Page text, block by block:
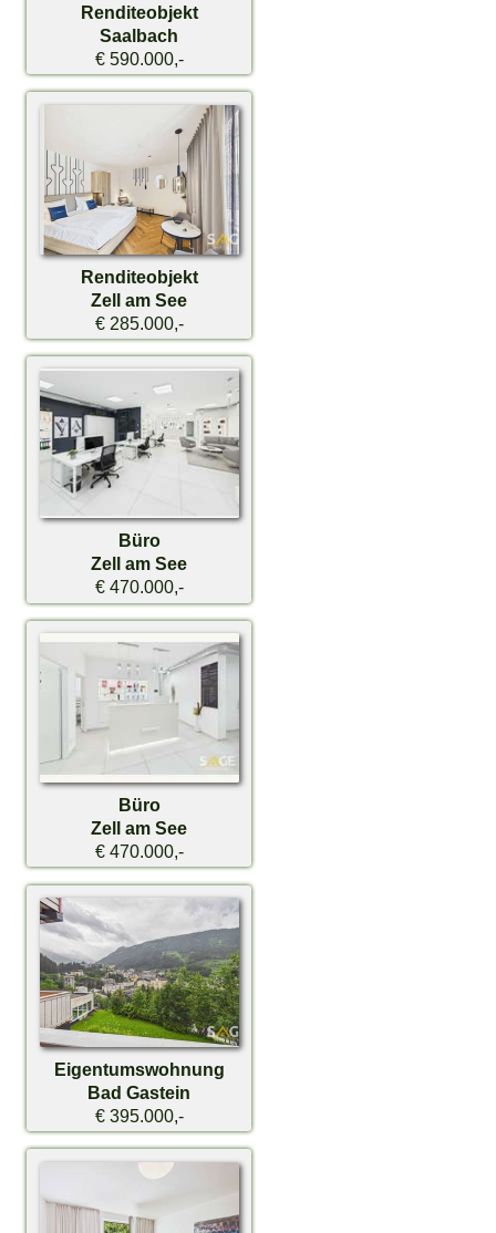
Renditeobjekt
Saalbach
€ 590.000,-
Renditeobjekt
Zell am See
€ 285.000,-
Büro
Zell am See
€ 470.000,-
Büro
Zell am See
€ 470.000,-
Eigentumswohnung
Bad Gastein
€ 395.000,-